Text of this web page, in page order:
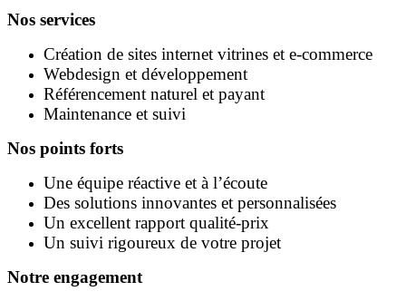
Nos services
Création de sites internet vitrines et e-commerce
Webdesign et développement
Référencement naturel et payant
Maintenance et suivi
Nos points forts
Une équipe réactive et à l’écoute
Des solutions innovantes et personnalisées
Un excellent rapport qualité-prix
Un suivi rigoureux de votre projet
Notre engagement